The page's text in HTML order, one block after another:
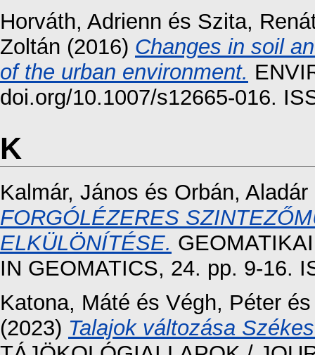
Horváth, Adrienn és Szita,
Zoltán (2016) Changes in soil
of the urban environment.
doi.org/10.1007/s12665-016.
K
Kalmár, János és Orbán, Aladár
FORGÓLÉZERES
ELKÜLÖNÍTÉSE.
IN GEOMATICS, 24. pp. 9-16.
Katona, Máté és Végh, Péter
(2023) Talajok változása